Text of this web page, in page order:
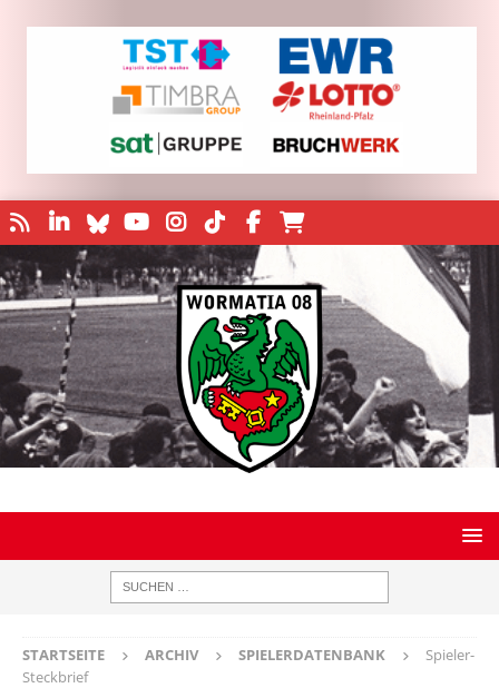
STARTSEITE ARCHIV SPIELERDATENBANK
Spieler-
Steckbrief